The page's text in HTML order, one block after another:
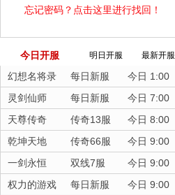
忘记密码？点击这里进行找回！
今日开服 明日开服 最新开服
幻想名将录 每日新服
今日 1:00
灵剑仙师
每日新服
今日 7:00
天尊传奇
传奇13服
今日 8:00
乾坤天地
传奇66服
今日 9:00
一剑永恒
双线7服
今日 9:00
权力的游戏
每日新服
今日 9:00